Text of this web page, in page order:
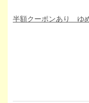
半額クーポンあり ゆ